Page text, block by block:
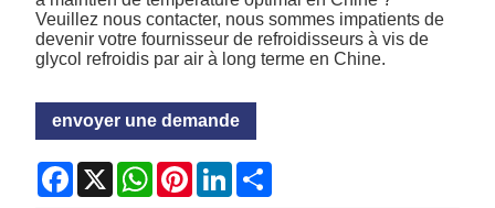
Veuillez nous contacter, nous sommes impatients de
devenir votre fournisseur de refroidisseurs à vis de
glycol refroidis par air à long terme en Chine.
envoyer une demande
Facebook
X WhatsApp
PinterestLinkedIn